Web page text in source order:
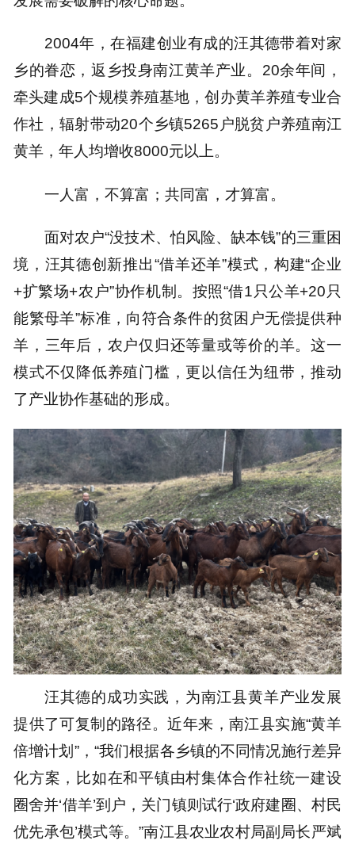
2004年，在福建创业有成的汪其德带着对家
乡的眷恋，返乡投身南江黄羊产业。20余年间，
牵头建成5个规模养殖基地，创办黄羊养殖专业合
作社，辐射带动20个乡镇5265户脱贫户养殖南江
黄羊，年人均增收8000元以上。
一人富，不算富；共同富，才算富。
面对农户“没技术、怕风险、缺本钱”的三重困
境，汪其德创新推出“借羊还羊”模式，构建“企业
+扩繁场+农户”协作机制。按照“借1只公羊+20只
能繁母羊”标准，向符合条件的贫困户无偿提供种
羊，三年后，农户仅归还等量或等价的羊。这一
模式不仅降低养殖门槛，更以信任为纽带，推动
了产业协作基础的形成。
汪其德的成功实践，为南江县黄羊产业发展
提供了可复制的路径。近年来，南江县实施“黄羊
倍增计划”，“我们根据各乡镇的不同情况施行差异
化方案，比如在和平镇由村集体合作社统一建设
圈舍并‘借羊’到户，关门镇则试行‘政府建圈、村民
优先承包’模式等。”南江县农业农村局副局长严斌